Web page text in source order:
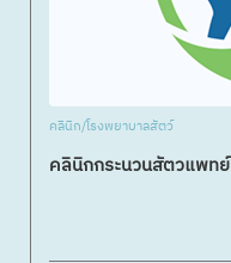
คลินิก/โรงพยาบาลสัตว์
คลินิกกระนวนสัตวแพทย์